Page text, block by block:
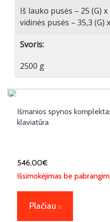
Iš lauko pusės – 25 (G) x
vidinės pusės – 35,3 (G)
Svoris:
2500 g
Išmanios spynos
klaviatūra
546,00€
Išsimokėjimas be
Plačiau